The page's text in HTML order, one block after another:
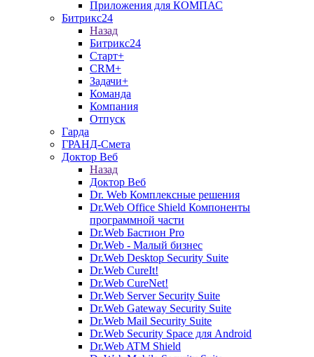
Приложения для КОМПАС
Битрикс24
Назад
Битрикс24
Старт+
CRM+
Задачи+
Команда
Компания
Отпуск
Гарда
ГРАНД-Смета
Доктор Веб
Назад
Доктор Веб
Dr. Web Комплексные решения
Dr.Web Office Shield Компоненты
программной части
Dr.Web Бастион Pro
Dr.Web - Малый бизнес
Dr.Web Desktop Security Suite
Dr.Web CureIt!
Dr.Web CureNet!
Dr.Web Server Security Suite
Dr.Web Gateway Security Suite
Dr.Web Mail Security Suite
Dr.Web Security Space для Android
Dr.Web ATM Shield